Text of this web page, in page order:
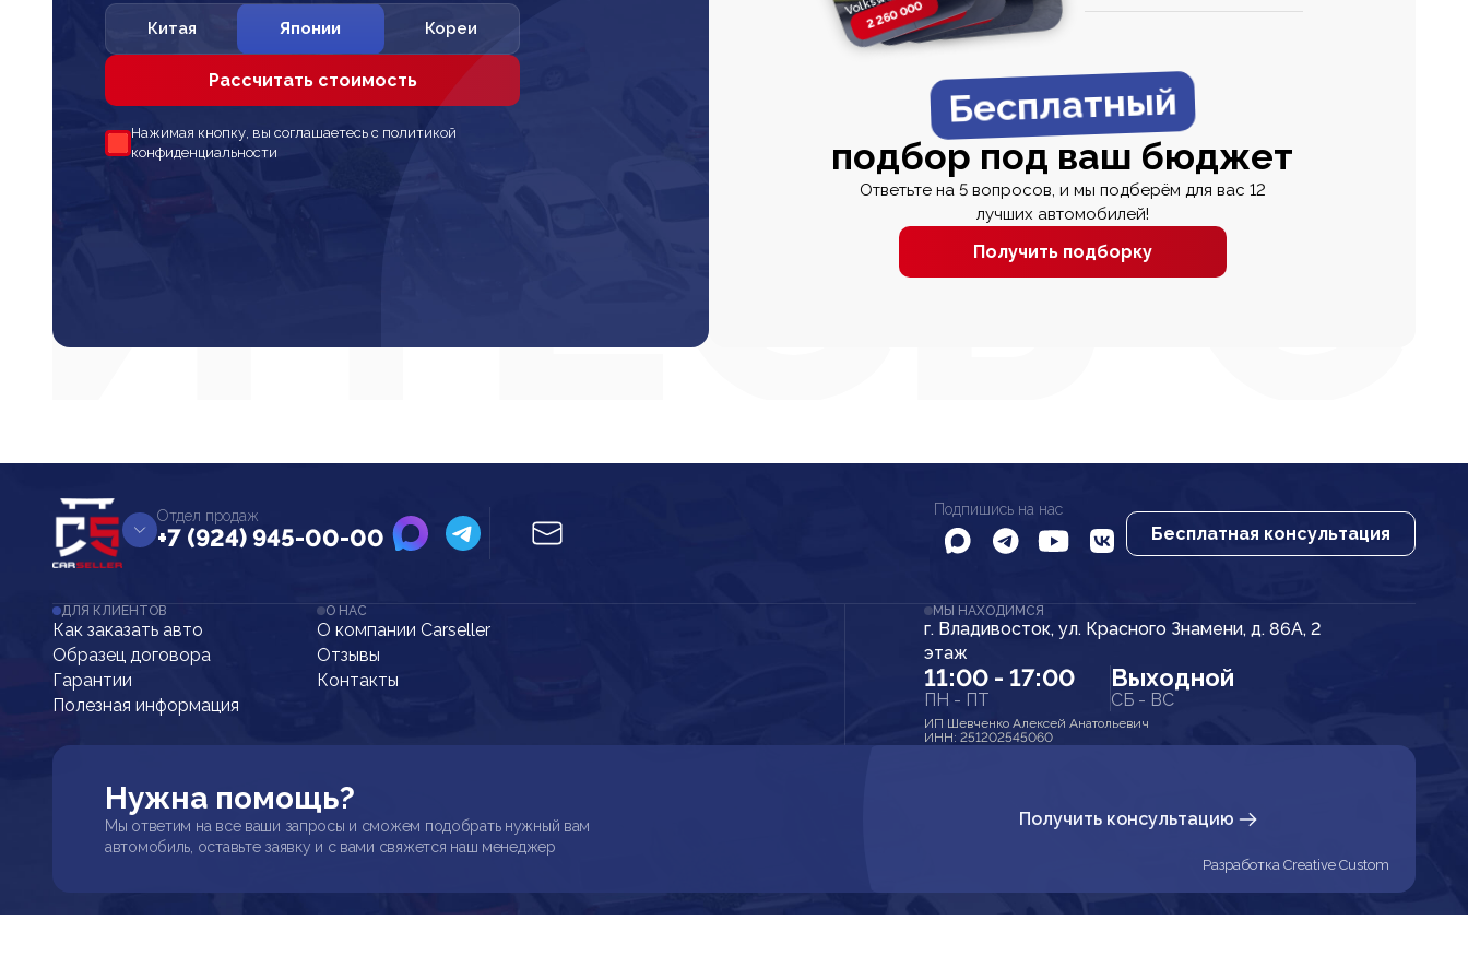
Китая Японии Кореи
Рассчитать стоимость
Нажимая кнопку, вы соглашаетесь с политикой
конфиденциальности
2 260 0002 820 000
2 820 0002 670 000
Бесплатный
подбор под ваш бюджет
Ответьте на 5 вопросов, и мы подберём для вас 12
лучших автомобилей!
Получить подборку
Отдел продаж
+7 (924) 945-00-00
Подпишись на нас
Бесплатная консультация
ДЛЯ КЛИЕНТОВ
Как заказать авто
Образец договора
Гарантии
Полезная информация
О НАС
О компании Carseller
Отзывы
Контакты
МЫ НАХОДИМСЯ
г. Владивосток, ул. Красного Знамени, д. 86А, 2
этаж
11:00 - 17:00
ПН - ПТ
Выходной
СБ - ВС
ИП Шевченко Алексей Анатольевич
ИНН: 251202545060
Нужна помощь?
Мы ответим на все ваши запросы и сможем подобрать нужный вам
автомобиль, оставьте заявку и с вами свяжется наш менеджер
Получить консультацию
Разработка Creative Custom